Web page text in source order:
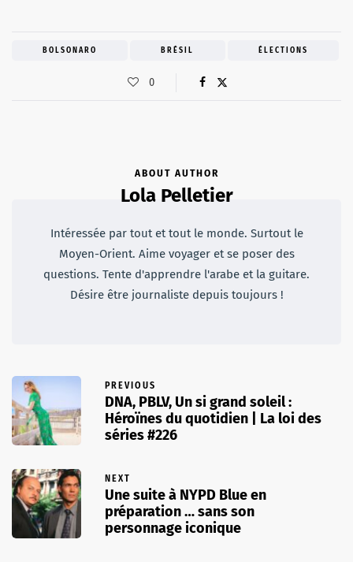
BOLSONARO BRÉSIL ÉLECTIONS
0
ABOUT AUTHOR
Lola Pelletier
Intéressée par tout et tout le monde. Surtout le
Moyen-Orient. Aime voyager et se poser des
questions. Tente d'apprendre l'arabe et la guitare.
Désire être journaliste depuis toujours !
PREVIOUS
DNA, PBLV, Un si grand soleil :
Héroïnes du quotidien | La loi des
séries #226
NEXT
Une suite à NYPD Blue en
préparation … sans son
personnage iconique